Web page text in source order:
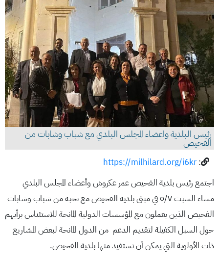
رئيس البلدية واعضاء المجلس البلدي مع شباب وشابات من
الفحيص
:
https://milhilard.org/i6kr
اجتمع رئيس بلدية الفحيص عمر عكروش وأعضاء المجلس البلدي
مساء السبت ٥/٧ في مبنى بلدية الفحيص مع نخبة من شباب وشابات
الفحيص الذين يعملون مع المؤسسات الدولية المانحة للاستئناس برأيهم
حول السبل الكفيلة لتقديم الدعم من الدول المانحة لبعض المشاريع
ذات الأولوية التي يمكن أن تستفيد منها بلدية الفحيص.